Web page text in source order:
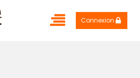
Connexion